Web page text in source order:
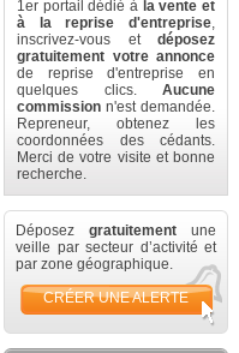
1er portail dédié à la vente et
à la reprise d'entreprise,
inscrivez-vous et déposez
gratuitement votre annonce
de reprise d'entreprise en
quelques clics. Aucune
commission n'est demandée.
Repreneur, obtenez les
coordonnées des cédants.
Merci de votre visite et bonne
recherche.
Déposez gratuitement une
veille par secteur d’activité et
par zone géographique.
CRÉER UNE ALERTE